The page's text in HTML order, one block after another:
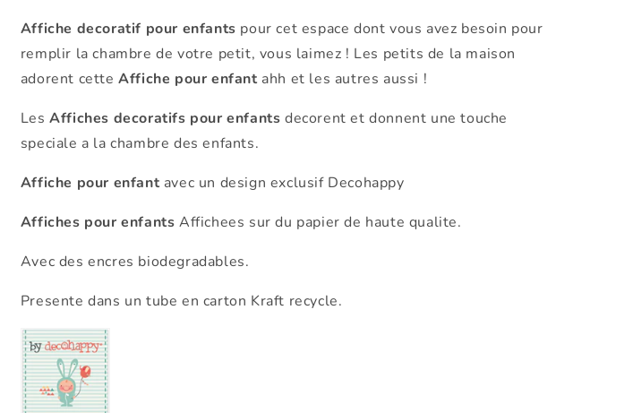
Affiche decoratif pour enfants pour cet espace dont vous avez besoin pour
remplir la chambre de votre petit, vous laimez ! Les petits de la maison
adorent cetteAffiche pour enfant ahh et les autres aussi !
LesAffiches decoratifs pour enfants decorent et donnent une touche
speciale a la chambre des enfants.
Affiche pour enfant avec un design exclusif Decohappy
Affiches pour enfants Affichees sur du papier de haute qualite.
Avec des encres biodegradables.
Presente dans un tube en carton Kraft recycle.